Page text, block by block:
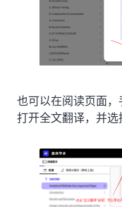
也可以在阅读页面，
打开全文翻译，并